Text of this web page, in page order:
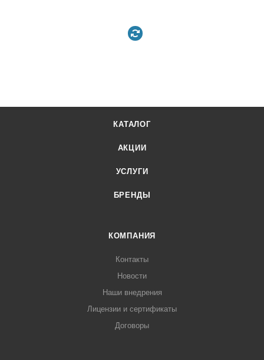
КАТАЛОГ
АКЦИИ
УСЛУГИ
БРЕНДЫ
КОМПАНИЯ
Контакты
Новости
Наши внедрения
Лицензии и сертификаты
Договоры